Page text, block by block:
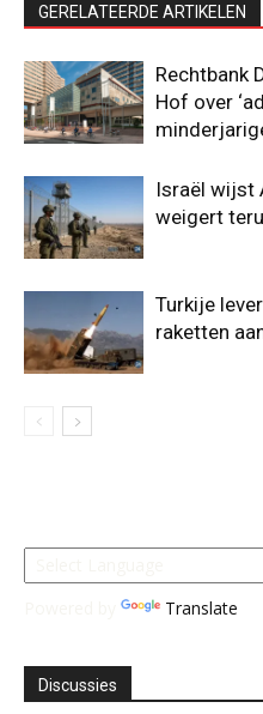
GERELATEERDE ARTIKELEN
Rechtbank
Hof over
Israël wijst
weigert
Turkije
raketten
Translate
Discussies